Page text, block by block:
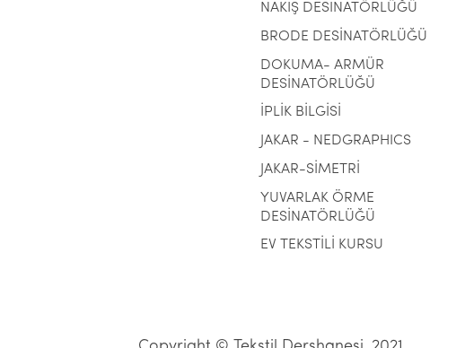
NAKIŞ DESİNATÖRLÜĞÜ
BRODE DESİNATÖRLÜĞÜ
DOKUMA- ARMÜR
DESİNATÖRLÜĞÜ
İPLİK BİLGİSİ
JAKAR - NEDGRAPHICS
JAKAR-SİMETRİ
YUVARLAK ÖRME
DESİNATÖRLÜĞÜ
EV TEKSTİLİ KURSU